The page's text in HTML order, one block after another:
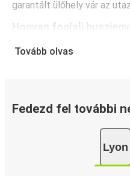
garantált ülőhely vár az
Hogyan foglalj
A jegyfoglalás a FlixBusnál
módok közül választhatsz,
Tovább olvas
Fedezd fel további
Lyon